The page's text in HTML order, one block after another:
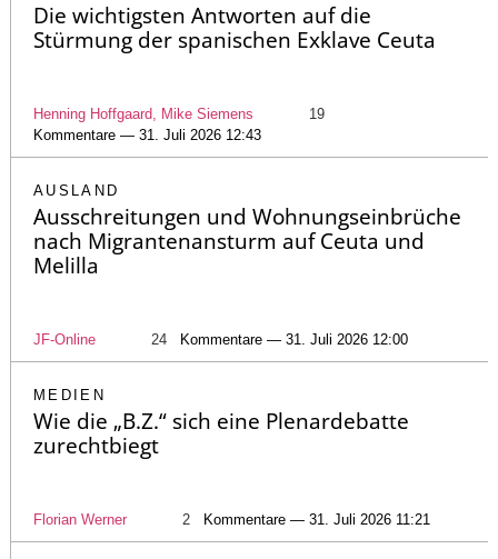
Die wichtigsten Antworten auf die
Stürmung der spanischen Exklave Ceuta
Henning Hoffgaard, Mike Siemens
19
Kommentare — 31. Juli 2026 12:43
AUSLAND
Ausschreitungen und Wohnungseinbrüche
nach Migrantenansturm auf Ceuta und
Melilla
JF-Online 24 Kommentare — 31. Juli 2026 12:00
MEDIEN
Wie die „B.Z.“ sich eine Plenardebatte
zurechtbiegt
Florian Werner 2 Kommentare — 31. Juli 2026 11:21